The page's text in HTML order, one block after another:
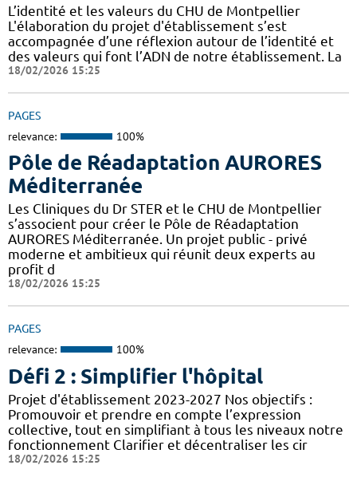
L’identité et les valeurs du CHU de Montpellier
L'élaboration du projet d'établissement s’est
accompagnée d’une réflexion autour de l’identité et
des valeurs qui font l’ADN de notre établissement. La
18/02/2026 15:25
PAGES
relevance: 100%
Pôle de Réadaptation AURORES
Méditerranée
Les Cliniques du Dr STER et le CHU de Montpellier
s’associent pour créer le Pôle de Réadaptation
AURORES Méditerranée. Un projet public - privé
moderne et ambitieux qui réunit deux experts au
profit d
18/02/2026 15:25
PAGES
relevance: 100%
Défi 2 : Simplifier l'hôpital
Projet d'établissement 2023-2027 Nos objectifs :
Promouvoir et prendre en compte l’expression
collective, tout en simplifiant à tous les niveaux notre
fonctionnement Clarifier et décentraliser les cir
18/02/2026 15:25